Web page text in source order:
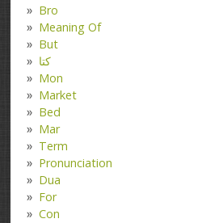
Bro
Meaning Of
But
کتا
Mon
Market
Bed
Mar
Term
Pronunciation
Dua
For
Con